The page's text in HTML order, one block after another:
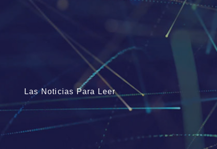
Las Noticias Para Leer